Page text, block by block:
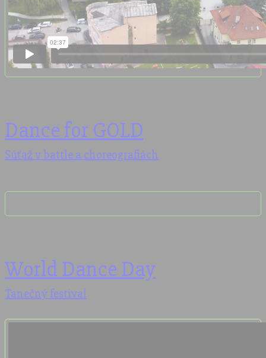
Dance for GOLD
Súťaž v battle a choreografiách
World Dance Day
Tanečný festival